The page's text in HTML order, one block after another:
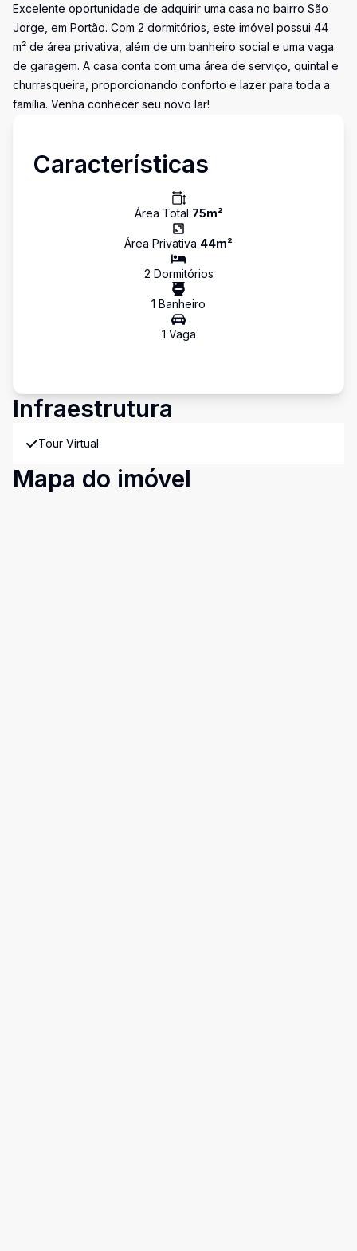
Excelente oportunidade de adquirir uma casa no bairro São
Jorge, em Portão. Com 2 dormitórios, este imóvel possui 44
m² de área privativa, além de um banheiro social e uma vaga
de garagem. A casa conta com uma área de serviço, quintal e
churrasqueira, proporcionando conforto e lazer para toda a
família. Venha conhecer seu novo lar!
Características
Área Total 75m²
Área Privativa 44m²
2 Dormitórios
1 Banheiro
1 Vaga
Infraestrutura
Tour Virtual
Mapa do imóvel